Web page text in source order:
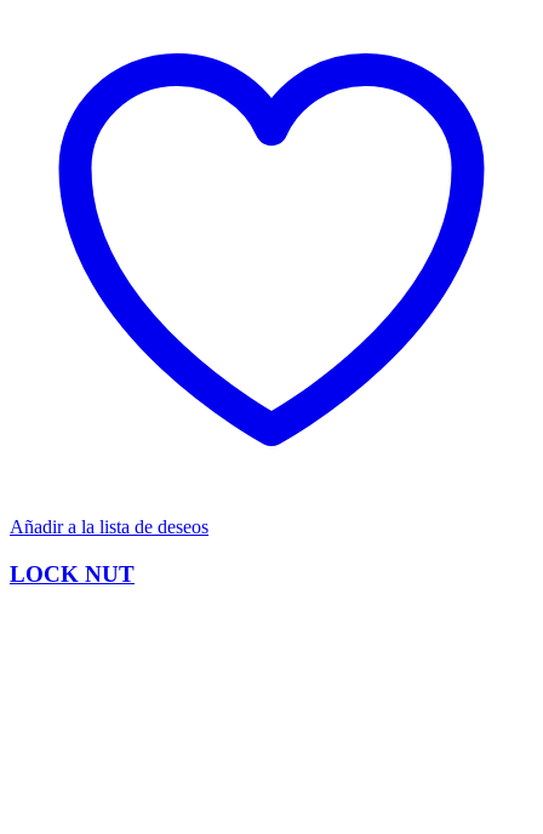
Añadir a la lista de deseos
LOCK NUT